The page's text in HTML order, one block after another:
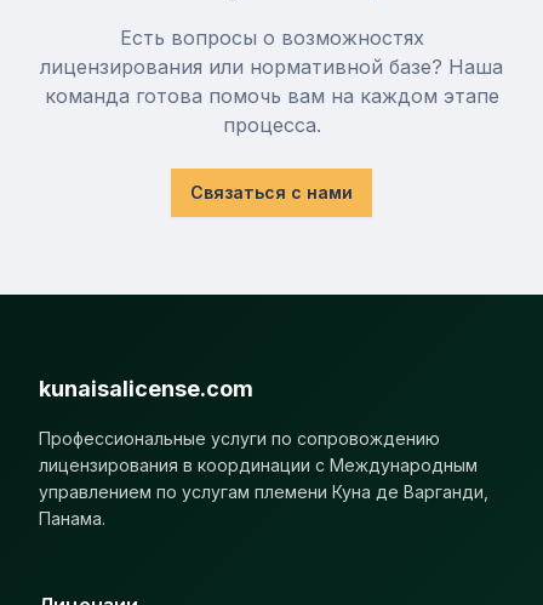
Компания
Есть вопросы о возможностях
лицензирования или нормативной базе? Наша
команда готова помочь вам на каждом этапе
процесса.
Связаться с нами
kunaisalicense.com
Профессиональные услуги по сопровождению
лицензирования в координации с Международным
управлением по услугам племени Куна де Варганди,
Панама.